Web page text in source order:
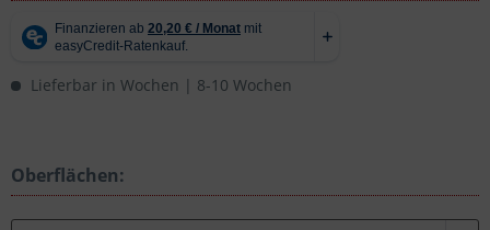
Lieferbar in Wochen | 8-10 Wochen
Oberflächen: